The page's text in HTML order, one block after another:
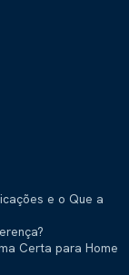
e o Que a
Certa para Home